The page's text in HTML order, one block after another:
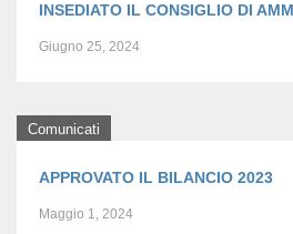
INSEDIATO IL CONSIGLIO DI
Giugno 25, 2024
Comunicati
APPROVATO IL BILANCIO 2023
Maggio 1, 2024